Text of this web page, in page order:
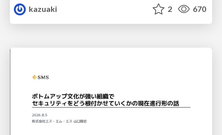
kazuaki
2 670